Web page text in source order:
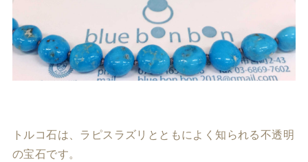
トルコ石は、ラピスラズリとともによく知られる不透明
の宝石です。